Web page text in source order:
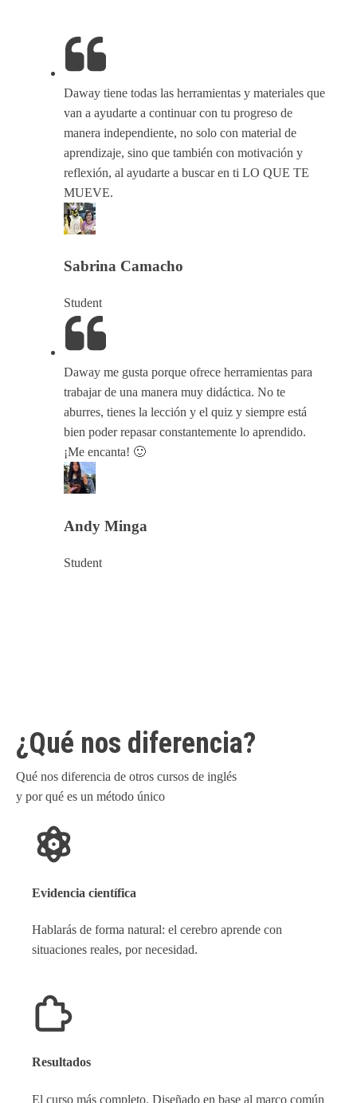
Daway tiene todas las herramientas y materiales que
van a ayudarte a continuar con tu progreso de
manera independiente, no solo con material de
aprendizaje, sino que también con motivación y
reflexión, al ayudarte a buscar en ti LO QUE TE
MUEVE.
Sabrina Camacho
Student
Daway me gusta porque ofrece herramientas para
trabajar de una manera muy didáctica. No te
aburres, tienes la lección y el quiz y siempre está
bien poder repasar constantemente lo aprendido.
¡Me encanta! 🙂
Andy Minga
Student
¿Qué nos diferencia?
Qué nos diferencia de otros cursos de inglés
y por qué es un método único
Evidencia científica
Hablarás de forma natural: el cerebro aprende con
situaciones reales, por necesidad.
Resultados
El curso más completo. Diseñado en base al marco común